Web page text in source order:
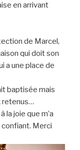
en arrivant
de Marcel,
qui doit son
a une place de
baptisée mais
retenus…
la joie que m’a
confiant. Merci